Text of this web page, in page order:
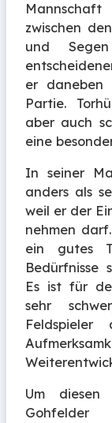
zwischen
und
er
Partie.
aber auch
eine
In seiner
anders als
weil er der
nehmen
ein gutes
Bedürfnisse
Es ist für
sehr
Um
Gohfelder